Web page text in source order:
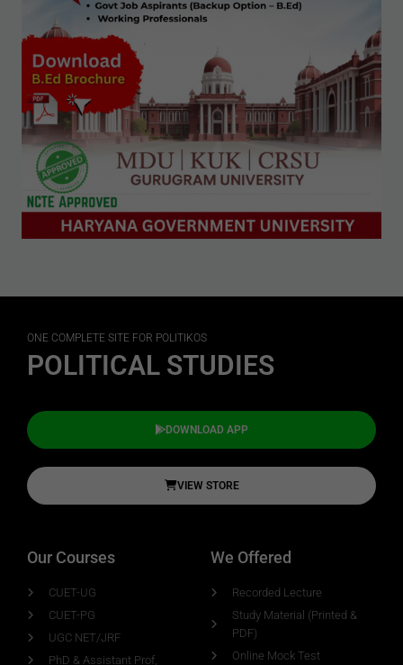
ONE COMPLETE SITE FOR POLITIKOS
POLITICAL STUDIES
DOWNLOAD APP
VIEW STORE
Our Courses
CUET-UG
CUET-PG
UGC NET/JRF
PhD & Assistant Prof,
We Offered
Recorded Lecture
Study Material (Printed &
PDF)
Online Mock Test